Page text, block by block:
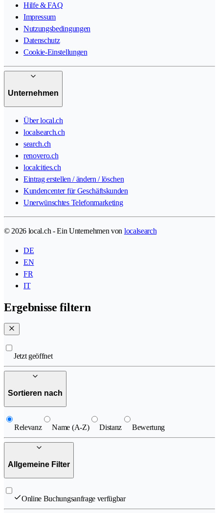
Hilfe & FAQ
Impressum
Nutzungsbedingungen
Datenschutz
Cookie-Einstellungen
Unternehmen
Über local.ch
localsearch.ch
search.ch
renovero.ch
localcities.ch
Eintrag erstellen / ändern / löschen
Kundencenter für Geschäftskunden
Unerwünschtes Telefonmarketing
© 2026 local.ch - Ein Unternehmen von localsearch
DE
EN
FR
IT
Ergebnisse filtern
Jetzt geöffnet
Sortieren nach
Relevanz Name (A-Z) Distanz Bewertung
Allgemeine Filter
Online Buchungsanfrage verfügbar